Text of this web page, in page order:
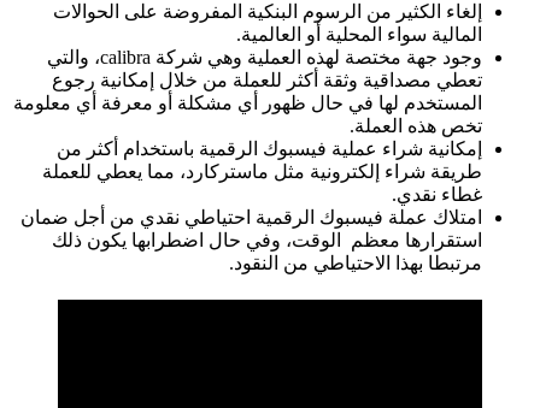
إلغاء الكثير من الرسوم البنكية المفروضة على الحوالات
المالية سواء المحلية أو العالمية.
وجود جهة مختصة لهذه العملية وهي شركة calibra، والتي
تعطي مصداقية وثقة أكثر للعملة من خلال إمكانية رجوع
المستخدم لها في حال ظهور أي مشكلة أو معرفة أي معلومة
تخص هذه العملة.
إمكانية شراء عملية فيسبوك الرقمية باستخدام أكثر من
طريقة شراء إلكترونية مثل ماستركارد، مما يعطي للعملة
غطاء نقدي.
امتلاك عملة فيسبوك الرقمية احتياطي نقدي من أجل ضمان
استقرارها معظم الوقت، وفي حال اضطرابها يكون ذلك
مرتبطا بهذا الاحتياطي من النقود.